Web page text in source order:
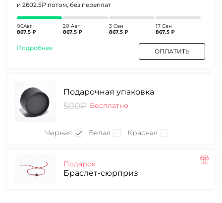
и 2602.5₽ потом, без переплат
06Авг
867.5 ₽
20 Авг
867.5 ₽
3 Сен
867.5 ₽
17 Сен
867.5 ₽
Подробнее ОПЛАТИТЬ
Подарочная упаковка
500₽ Бесплатно
Черная Белая Красная
Подарок
Браслет-сюрприз